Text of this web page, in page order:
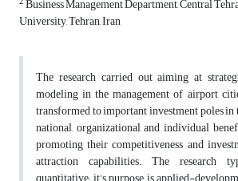
Business Management Department, Central
University, Tehran, Iran
The research carried out aiming at
modeling in the management of airport
transformed to important investment poles in
national, organizational and individual
promoting their competitiveness and
attraction capabilities. The research